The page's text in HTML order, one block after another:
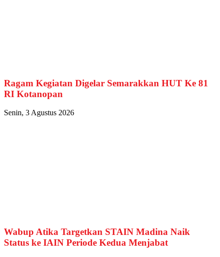
Ragam Kegiatan Digelar Semarakkan HUT Ke 81
RI Kotanopan
Senin, 3 Agustus 2026
Wabup Atika Targetkan STAIN Madina Naik
Status ke IAIN Periode Kedua Menjabat